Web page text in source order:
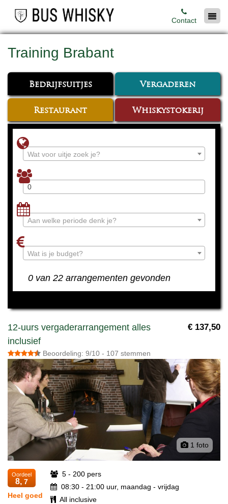
Contact
Training Brabant
Bedrijfsuitjes Vergaderen
Restaurant Whiskystokerij
Wat voor uitje zoek je?
Aan welke periode denk je?
Wat is je budget?
0 van 22 arrangementen gevonden
12-uurs vergaderarrangement alles
inclusief
€ 137,50
Beoordeling: 9/10 - 107 stemmen
1 foto
Oordeel
8, 7
Heel goed
5 - 200 pers
08:30 - 21:00 uur, maandag - vrijdag
All inclusive